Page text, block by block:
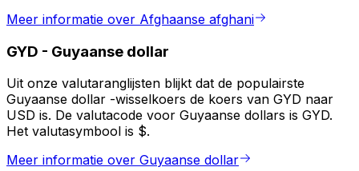
Meer informatie over Afghaanse afghani
GYD - Guyaanse dollar
Uit onze valutaranglijsten blijkt dat de populairste
Guyaanse dollar -wisselkoers de koers van GYD naar
USD is. De valutacode voor Guyaanse dollars is GYD.
Het valutasymbool is $.
Meer informatie over Guyaanse dollar